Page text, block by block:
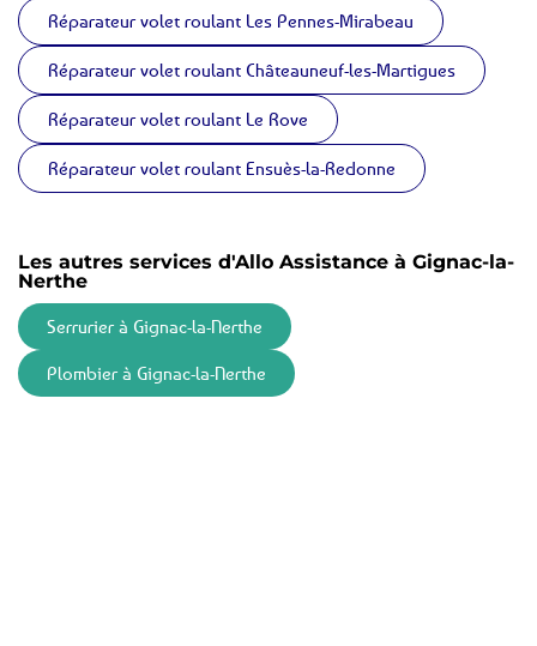
Réparateur volet roulant Les Pennes-Mirabeau
Réparateur volet roulant Châteauneuf-les-Martigues
Réparateur volet roulant Le Rove
Réparateur volet roulant Ensuès-la-Redonne
Les autres services d'Allo Assistance à Gignac-la-
Nerthe
Serrurier à Gignac-la-Nerthe
Plombier à Gignac-la-Nerthe